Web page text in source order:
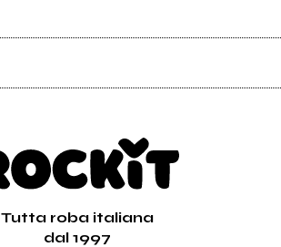
Tutta roba italiana
dal 1997